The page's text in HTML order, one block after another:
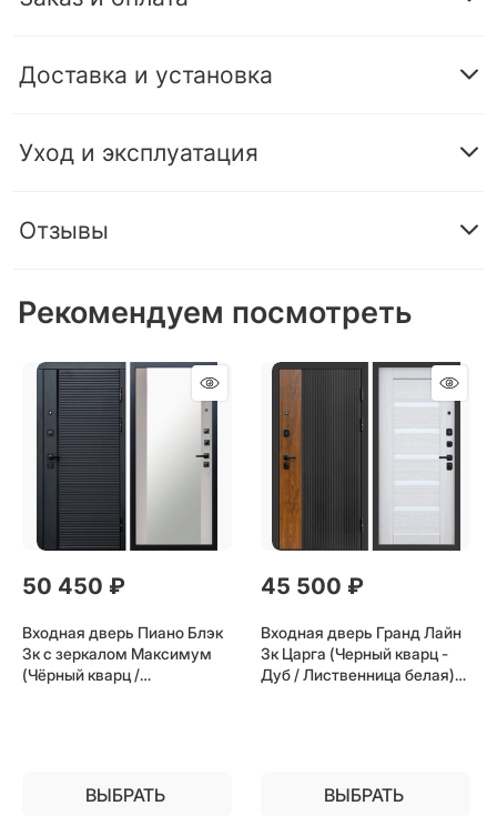
Доставка и установка
Уход и эксплуатация
Отзывы
Рекомендуем посмотреть
50 450 ₽
Входная дверь Пиано Блэк
3к с зеркалом Максимум
(Чёрный кварц /
ВЫБРАТЬ
45 500 ₽
Входная дверь Гранд Лайн
3к Царга (Черный кварц -
Дуб / Лиственница белая)
ВЫБРАТЬ